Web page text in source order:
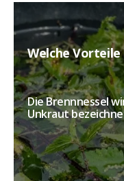
Welche
Die Brennnessel
Unkraut